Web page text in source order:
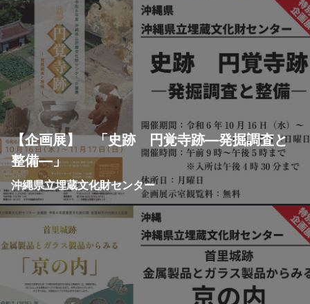
【企画展】 「史跡 円覚寺跡―発掘調査と
整備―」
沖縄県立埋蔵文化財センター